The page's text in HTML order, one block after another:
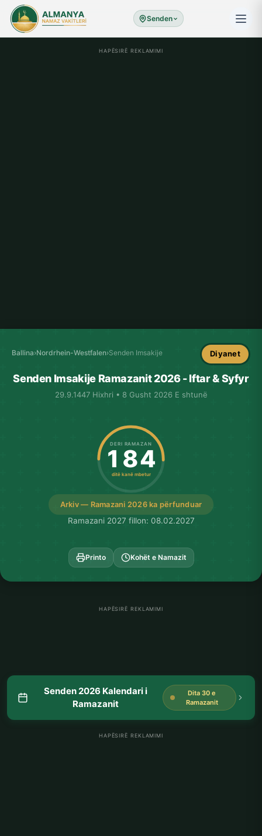
Senden
HAPËSIRË REKLAMIMI
Ballina›Nordrhein-Westfalen›Senden Imsakije Diyanet
Senden Imsakije Ramazanit 2026 - Iftar & Syfyr
29.9.1447 Hixhri • 8 Gusht 2026 E shtunë
Arkiv — Ramazani 2026 ka përfunduar
DERI RAMAZAN
184
ditë kanë mbetur
Ramazani 2027 fillon: 08.02.2027
Printo Kohët e Namazit
HAPËSIRË REKLAMIMI
Senden 2026 Kalendari i
Ramazanit
Dita 30 e
Ramazanit
HAPËSIRË REKLAMIMI